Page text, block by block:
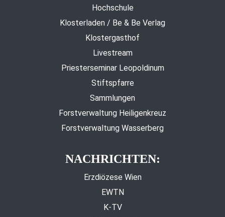
Hochschule
Klosterladen / Be & Be Verlag
Klostergasthof
Livestream
Priesterseminar Leopoldinum
Stiftspfarre
Sammlungen
Forstverwaltung Heiligenkreuz
Forstverwaltung Wasserberg
NACHRICHTEN:
Erzdiözese Wien
EWTN
K-TV